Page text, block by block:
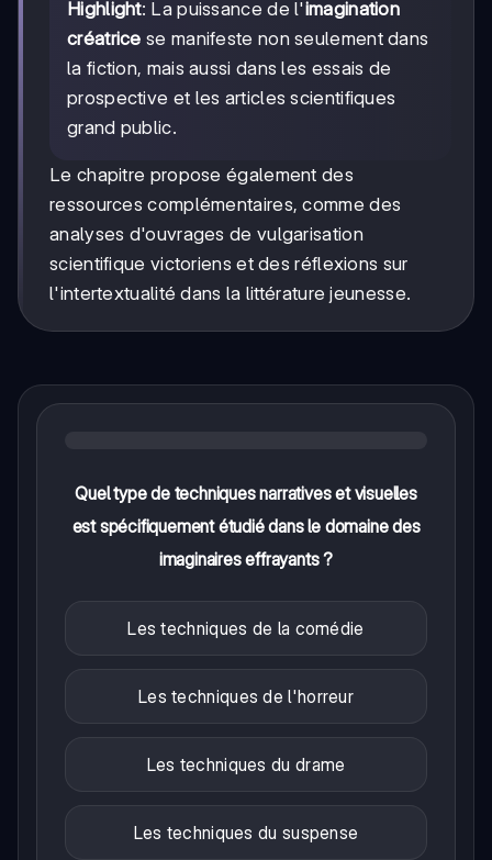
Highlight: La puissance de l'imagination
créatrice se manifeste non seulement dans
la fiction, mais aussi dans les essais de
prospective et les articles scientifiques
grand public.
Le chapitre propose également des
ressources complémentaires, comme des
analyses d'ouvrages de vulgarisation
scientifique victoriens et des réflexions sur
l'intertextualité dans la littérature jeunesse.
Quel type de techniques narratives et visuelles
est spécifiquement étudié dans le domaine des
imaginaires effrayants ?
Les techniques de la comédie
Les techniques de l'horreur
Les techniques du drame
Les techniques du suspense